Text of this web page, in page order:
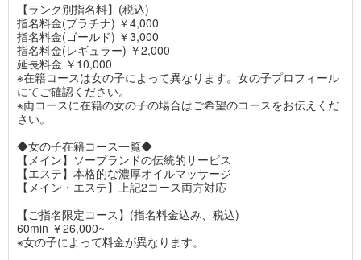
【ランク別指名料】(税込)
指名料金(プラチナ) ￥4,000
指名料金(ゴールド) ￥3,000
指名料金(レギュラー) ￥2,000
延長料金 ￥10,000
※在籍コースは女の子によって異なります。女の子プロフィール
にてご確認ください。
※両コースに在籍の女の子の場合はご希望のコースをお伝えくだ
さい。
◆女の子在籍コース一覧◆
【メイン】ソープランドの伝統的サービス
【エステ】本格的な濃厚オイルマッサージ
【メイン・エステ】上記2コース両方対応
【ご指名限定コース】(指名料金込み、税込)
60min ￥26,000~
※女の子によって料金が異なります。